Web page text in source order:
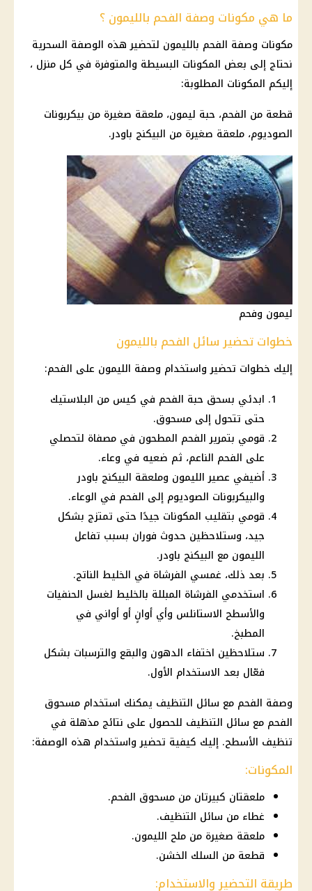
ما هي مكونات وصفة الفحم بالليمون ؟
مكونات وصفة الفحم بالليمون لتحضير هذه الوصفة السحرية
نحتاج إلى بعض المكونات البسيطة والمتوفرة في كل منزل ،
إليكم المكونات المطلوبة:
قطعة من الفحم، حبة ليمون، ملعقة صغيرة من بيكربونات
الصوديوم، ملعقة صغيرة من البيكنج باودر.
ليمون وفحم
خطوات تحضير سائل الفحم بالليمون
إليك خطوات تحضير واستخدام وصفة الليمون على الفحم:
ابدئي بسحق حبة الفحم في كيس من البلاستيك
حتى تتحول إلى مسحوق.
قومي بتمرير الفحم المطحون في مصفاة لتحصلي
على الفحم الناعم، ثم ضعيه في وعاء.
أضيفي عصير الليمون وملعقة البيكنج باودر
والبيكربونات الصوديوم إلى الفحم في الوعاء.
قومي بتقليب المكونات جيدًا حتى تمتزج بشكل
جيد، وستلاحظين حدوث فوران بسبب تفاعل
الليمون مع البيكنج باودر.
بعد ذلك، غمسي الفرشاة في الخليط الناتج.
استخدمي الفرشاة المبللة بالخليط لغسل الحنفيات
والأسطح الاستانلس وأي أوانٍ أو أواني في
المطبخ.
ستلاحظين اختفاء الدهون والبقع والترسبات بشكل
فعّال بعد الاستخدام الأول.
وصفة الفحم مع سائل التنظيف يمكنك استخدام مسحوق
الفحم مع سائل التنظيف للحصول على نتائج مذهلة في
تنظيف الأسطح. إليك كيفية تحضير واستخدام هذه الوصفة:
المكونات:
ملعقتان كبيرتان من مسحوق الفحم.
غطاء من سائل التنظيف.
ملعقة صغيرة من ملح الليمون.
قطعة من السلك الخشن.
طريقة التحضير والاستخدام: